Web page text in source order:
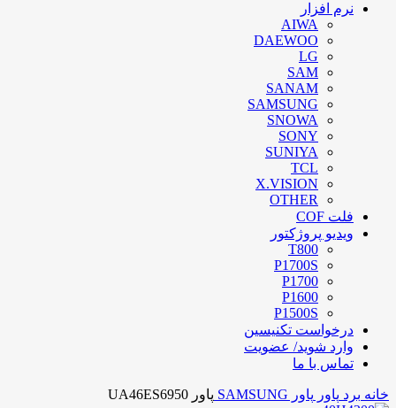
نرم افزار
AIWA
DAEWOO
LG
SAM
SANAM
SAMSUNG
SNOWA
SONY
SUNIYA
TCL
X.VISION
OTHER
فلت COF
ویدیو پروژکتور
T800
P1700S
P1700
P1600
P1500S
درخواست تکنیسین
وارد شوید/ عضویت
تماس با ما
خانه برد پاور پاور SAMSUNG پاور UA46ES6950